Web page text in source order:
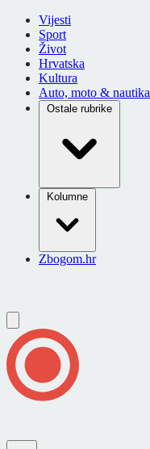
Vijesti
Sport
Život
Hrvatska
Kultura
Auto, moto & nautika
Ostale rubrike
Kolumne
Zbogom.hr